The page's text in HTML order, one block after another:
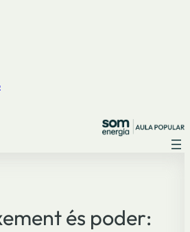
és poder: